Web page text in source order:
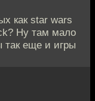
как star wars
Ну там мало
так еще и игры